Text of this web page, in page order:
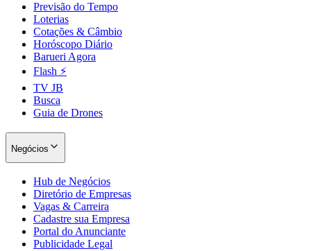
Previsão do Tempo
Loterias
Cotações & Câmbio
Horóscopo Diário
Barueri Agora
Flash ⚡
TV JB
Busca
Guia de Drones
Negócios
Hub de Negócios
Diretório de Empresas
Vagas & Carreira
Cadastre sua Empresa
Portal do Anunciante
Publicidade Legal